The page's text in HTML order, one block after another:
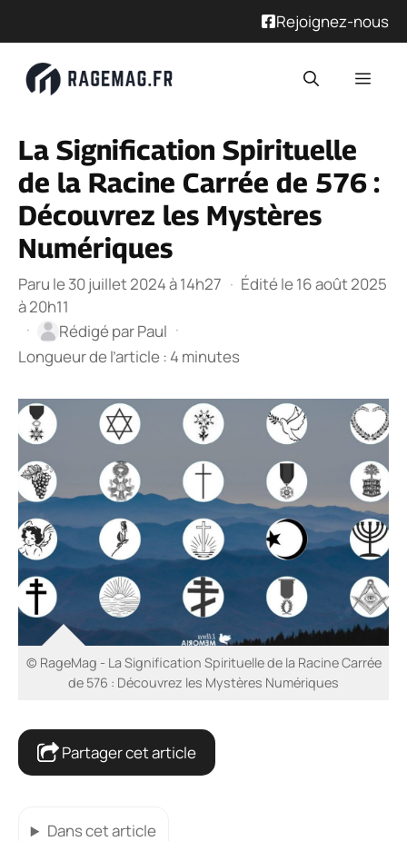
Rejoignez-nous
La Signification Spirituelle
de la Racine Carrée de 576 :
Découvrez les Mystères
Numériques
Paru le 30 juillet 2024 à 14h27 · Édité le 16 août 2025
à 20h11
·
Rédigé parPaul ·
Longueur de l’article : 4 minutes
© RageMag - La Signification Spirituelle de la Racine Carrée
de 576 : Découvrez les Mystères Numériques
Partager cet article
Dans cet article